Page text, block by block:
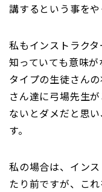
講するという事をや
私もインストラク
知っていても意味
タイプの生徒さん
さん達に弓場先生
ないとダメだと思
す。
私の場合は、イン
たり前ですが、こ